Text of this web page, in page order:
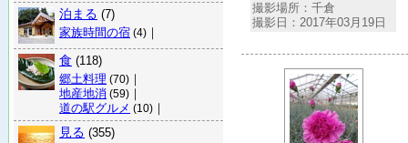
泊まる (7)
家族時間の宿 (4) ｜
食 (118)
郷土料理 (70) ｜
地産地消 (59) ｜
道の駅グルメ (10) ｜
見る (355)
撮影場所：千倉
撮影日：2017年03月19日